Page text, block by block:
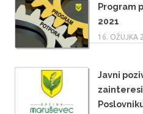
Program
2021
16. OŽUJKA
Javni